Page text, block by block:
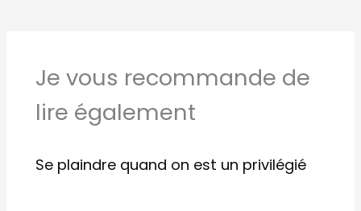
Je vous recommande de
lire également
Se plaindre quand on est un privilégié